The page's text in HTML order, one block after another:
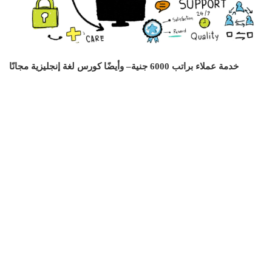
خدمة عملاء براتب 6000 جنية– وأيضًا كورس لغة إنجليزية مجانًا